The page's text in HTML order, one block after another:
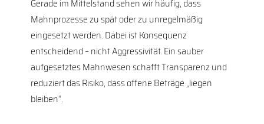
Gerade im Mittelstand sehen wir häufig, dass
Mahnprozesse zu spät oder zu unregelmäßig
eingesetzt werden. Dabei ist Konsequenz
entscheidend – nicht Aggressivität. Ein sauber
aufgesetztes Mahnwesen schafft Transparenz und
reduziert das Risiko, dass offene Beträge „liegen
bleiben“.